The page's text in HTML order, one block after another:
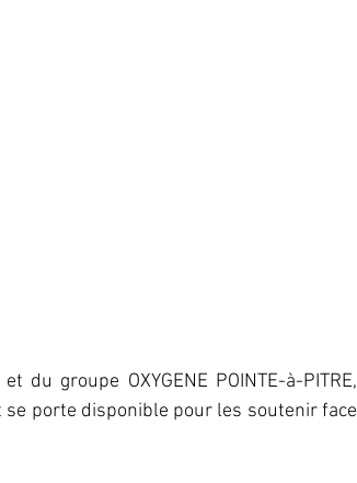
du groupe OXYGENE POINTE-à-PITRE,
porte disponible pour les soutenir face